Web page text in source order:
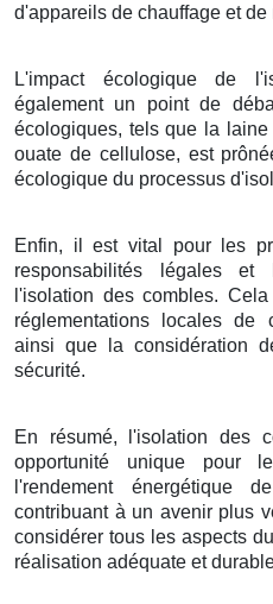
d'appareils de chauffage et
L'impact écologique de
également un point de
écologiques, tels que la
ouate de cellulose, est
écologique du processus
Enfin, il est vital pour les
responsabilités légales
l'isolation des combles.
réglementations locales de
ainsi que la considération
sécurité.
En résumé, l'isolation des
opportunité unique pour
l'rendement énergétique
contribuant à un avenir plus
considérer tous les aspects
réalisation adéquate et